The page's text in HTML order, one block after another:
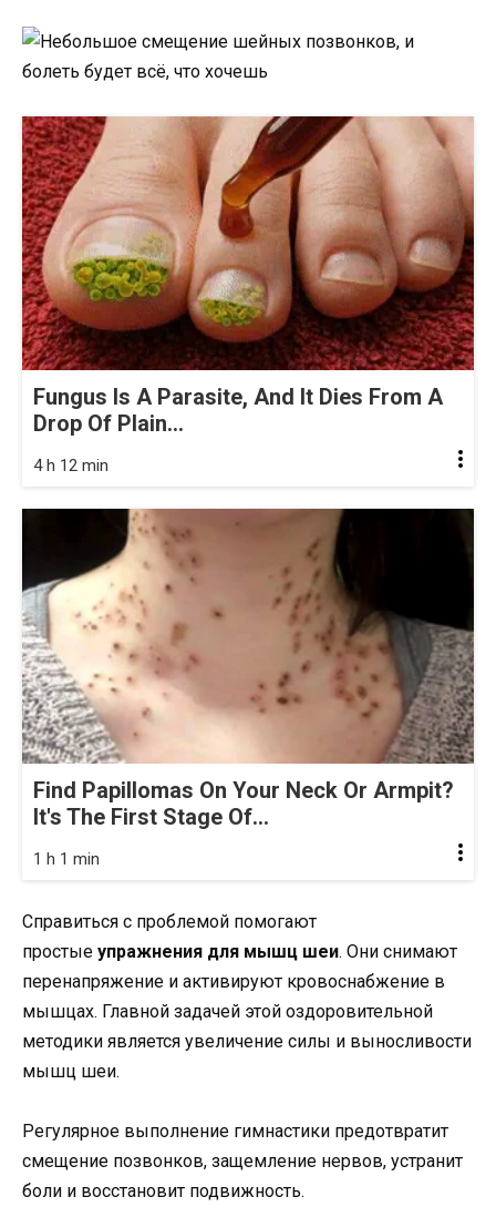
Fungus Is A Parasite, And It Dies From A
Drop Of Plain...
4 h 12 min
Find Papillomas On Your Neck Or Armpit?
It's The First Stage Of...
1 h 1 min
Справиться с проблемой помогают
простые упражнения для мышц шеи. Они снимают
перенапряжение и активируют кровоснабжение в
мышцах. Главной задачей этой оздоровительной
методики является увеличение силы и выносливости
мышц шеи.
Регулярное выполнение гимнастики предотвратит
смещение позвонков, защемление нервов, устранит
боли и восстановит подвижность.